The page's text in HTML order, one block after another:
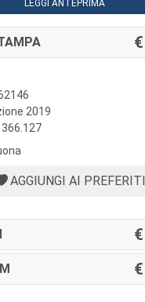
LEGGI ANTEPRIMA
2019
366.127
AGGIUNGI AI PREFERITI